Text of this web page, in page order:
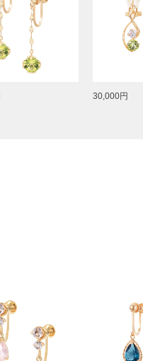
30,000円